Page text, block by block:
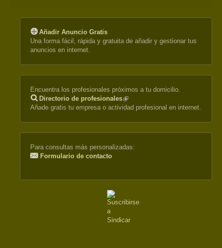
Añadir Anuncio Gratis
Una forma fácil, rápida y gratuita de añadir y gestionar tus
anuncios en internet.
Encuentra los profesionales próximos a tu domicilio.
Directorio de profesionales(link
is
Añade gratis tu empresa o actividad profesional en internet.
Para consultas más personalizadas:
Formulario de contacto